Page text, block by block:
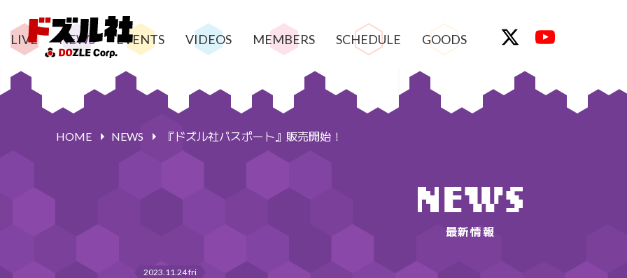
LIVE NEWS EVENTS VIDEOS MEMBERS SCHEDULE GOODS
HOME NEWS 『ドズル社パスポート』販売開始！
最新情報
2023.11.24 fri